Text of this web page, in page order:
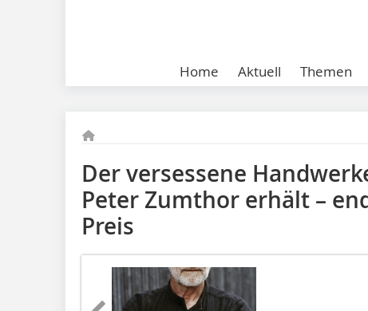
Home Aktuell Themen
Der versessene
Peter Zumthor erhält –
Preis